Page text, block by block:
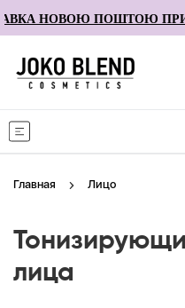
НОВОЮ ПОШТОЮ ПРИ
Главная Лицо
лица